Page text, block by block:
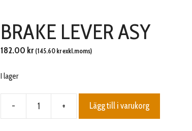
BRAKE LEVER ASY
182.00 kr (145.60 krexkl.moms)
I lager
- + Lägg till i varukorg